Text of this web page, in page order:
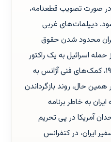
در صورت تصویب قطعنامه،
دیپلمات‌های غربی
محدود شدن حقوق
اسرائیل به یک راکتور
هسته‌ای در عراق در سال ۱۹۸۱، کمک‌های فنی آژانس به
حال، روند بازگرداندن
به خاطر برنامه
آمریکا در پی تحریم
ایران، در کنفرانس